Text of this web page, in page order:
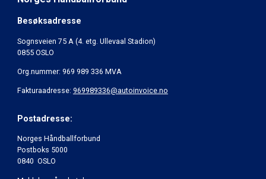
Besøksadresse
Sognsveien 75 A (4. etg. Ullevaal Stadion)
0855 OSLO
Org.nummer: 969 989 336 MVA
Fakturaadresse: 969989336@autoinvoice.no
Postadresse:
Norges Håndballforbund
Postboks 5000
0840 OSLO